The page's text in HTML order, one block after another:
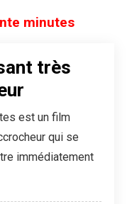
minutes
très
est un film
qui se
immédiatement